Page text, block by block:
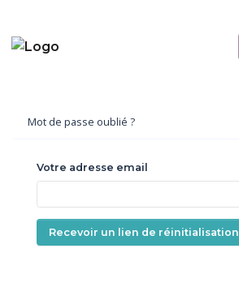
Mot de passe oublié ?
Votre adresse email
Recevoir un lien de réinitialisation